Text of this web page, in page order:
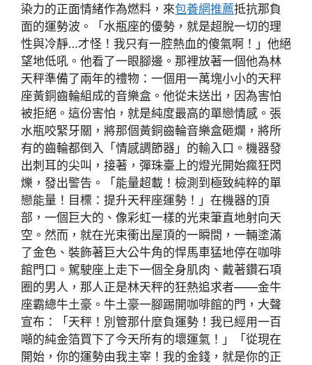
染力的正面情緒作為燃料，來包養網推薦抵抗那負
面的運勢波。「水瓶座的優勢，就是超脫一切的理
性與冷靜…才怪！我只有一腔熱血的傻氣啊！」他絕
望地低吼。他看了一眼腳邊。那裡放著一個他為林
天秤準備了兩年的禮物：一個用一萬塊小小的天秤
座黃銅齒輪組成的音樂盒。他從未送出，因為害怕
被拒絕。這份害怕，就是純度最高的單戀情感。張
水瓶咬緊牙關，將那個黃銅齒輪音樂盒砸爛，將所
有的齒輪都倒入「情感調節器」的輸入口。機器發
出刺耳的尖叫，接著，彈珠臺上的燈光開始瘋狂閃
爍，發出警告。「能量超載！檢測到極致純粹的單
戀能量！目標：提升天秤座運勢！」在機器的頂
部，一個巨大的、像彩虹一樣的光束筆直地射向天
空。然而，就在光束衝出屋頂的一瞬間，一輛塗滿
了金色、裝飾著巨大公牛角的悍馬車猛地停在咖啡
館門口。駕駛座上走下一個全身肌肉、戴著鑽石項
圈的男人，那人正是林天秤的狂熱追求者——金牛
座霸總牛土豪。牛土豪一腳踢開咖啡館的門，大聲
宣布：「天秤！別管那什麼負運勢！我已經用一百
噸的純金箔買下了今天所有的壞運氣！」「從現在
開始，你的運勢由我主宰！我的金錢，就是你的正